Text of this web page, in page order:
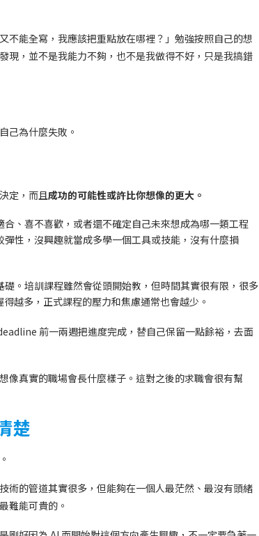
不能全寫，我應該把重點放在哪裡？」勉強按照自己的想
現，並不是我能力不夠，也不是我做得不好，只是我搞錯
己為什麼失敗。
定，而且成功的可能性或許比你想像的更大。
、喜不喜歡，或者還不確定自己未來想成為哪一類工程
性，沒興趣就當成多學一個工具或技能，沒有什麼損
礎。培訓課程雖然會從頭開始教，但時間其實很有限，很多
越多，正式課程的壓力和焦慮通常也會越少。
前一兩週把進度完成，替自己保留一點餘裕，去面
像真實的職場會長什麼樣子。這對之後的求職會很有幫
楚
術的管道其實很多，但能夠在一個人最茫然、最沒有頭緒
難能可貴的。